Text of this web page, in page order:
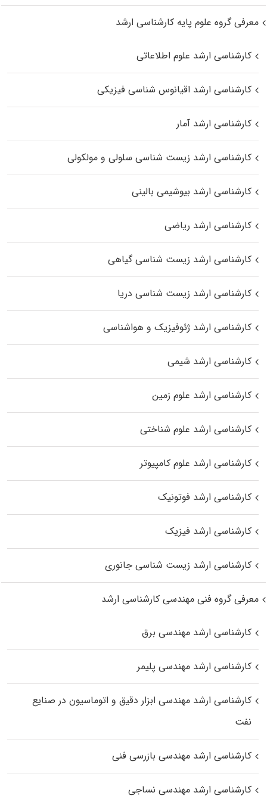
معرفی گروه علوم پایه کارشناسی ارشد
کارشناسی ارشد علوم اطلاعاتی
کارشناسی ارشد اقیانوس‌ شناسی فیزیکی
کارشناسی ارشد آمار
کارشناسی ارشد زیست شناسی سلولی و مولکولی
کارشناسی ارشد بیوشیمی بالینی
کارشناسی ارشد ریاضی
کارشناسی ارشد زیست‌ شناسی گیاهی
کارشناسی ارشد زیست‌ شناسی دریا
کارشناسی ارشد ژئوفیزیک و هواشناسی
کارشناسی ارشد شیمی
کارشناسی ارشد علوم زمین
کارشناسی ارشد علوم شناختی
کارشناسی ارشد علوم کامپیوتر
کارشناسی ارشد فوتونیک
کارشناسی ارشد فیزیک
کارشناسی ارشد زیست‌ شناسی جانوری
معرفی گروه فنی مهندسی کارشناسی ارشد
کارشناسی ارشد مهندسی برق
کارشناسی ارشد مهندسی پلیمر
کارشناسی ارشد مهندسی ابزار دقیق و اتوماسیون در صنایع
نفت
کارشناسی ارشد مهندسی بازرسی فنی
کارشناسی ارشد مهندسی نساجی